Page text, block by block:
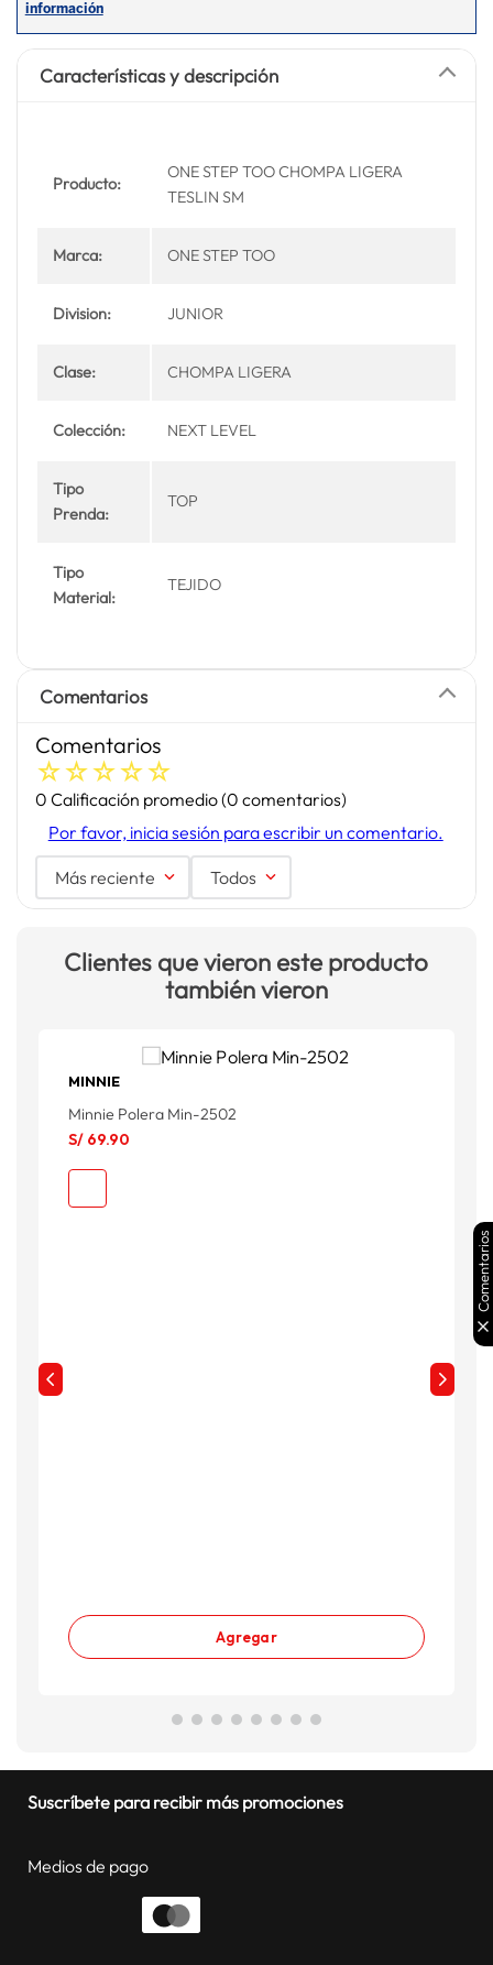
Características y descripción
Producto:
ONE STEP TOO CHOMPA LIGERA
TESLIN SM
Marca: ONE STEP TOO
Division: JUNIOR
Clase: CHOMPA LIGERA
Colección: NEXT LEVEL
Tipo
Prenda:
TOP
Tipo
Material:
TEJIDO
Comentarios
Comentarios
☆☆☆☆☆
0 Calificación promedio(0 comentarios)
Por favor, inicia sesión para escribir un comentario.
Más reciente Todos
Clientes que vieron este producto
también vieron
MINNIE
Minnie Polera Min-2502
S/ 69.90
Agregar
Suscríbete para recibir más promociones
Medios de pago
Comentarios